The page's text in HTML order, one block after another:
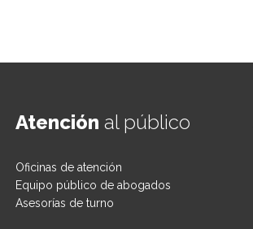
Atención al público
Oficinas de atención
Equipo público de abogados
Asesorías de turno